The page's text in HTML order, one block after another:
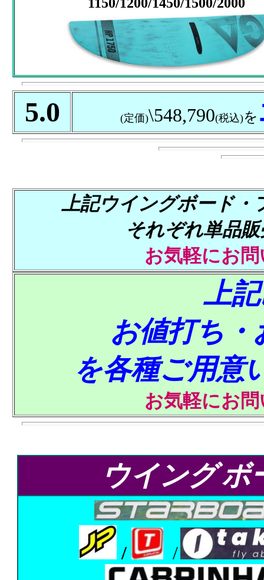
5.0 (定価)\548,790(税込)を
上記ウイングボード・
それぞれ単品
お気軽にお
上
お値打ち・
を各種ご用意
お気軽にお
ウイングボ
/ /